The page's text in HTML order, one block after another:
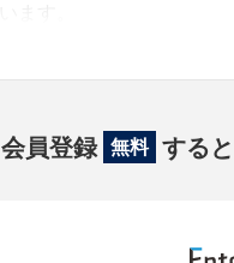
会員登録 無料 する